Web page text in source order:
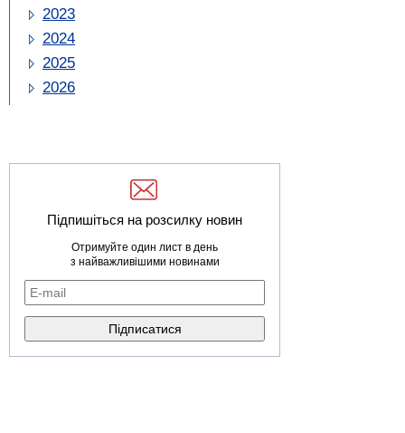
2023
2024
2025
2026
Підпишіться на розсилку новин
Отримуйте один лист в день
з найважливішими новинами